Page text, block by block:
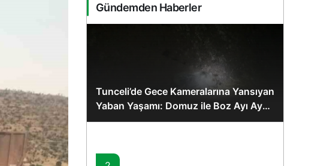
Gündemden Haberler
Tunceli’de Gece Kameralarına Yansıyan
Yaban Yaşamı: Domuz ile Boz Ayı Aynı
Karede